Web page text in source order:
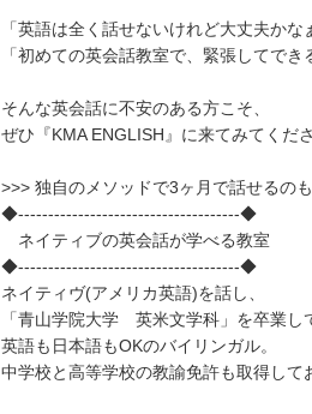
「英語は全く話せないけれど大丈夫かな
「初めての英会話教室で、緊張してでき
そんな英会話に不安のある方こそ、
ぜひ『KMA ENGLISH』に来てみてくだ
>>> 独自のメソッドで3ヶ月で話せるの
◆-------------------------------------◆
ネイティブの英会話が学べる教室
◆-------------------------------------◆
ネイティヴ(アメリカ英語)を話し、
「青山学院大学 英米文学科」を卒業し
英語も日本語もOKのバイリンガル。
中学校と高等学校の教諭免許も取得して